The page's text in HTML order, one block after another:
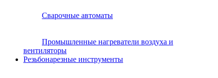
Сварочные автоматы
Промышленные нагреватели воздуха и
вентиляторы
Резьбонарезные инструменты